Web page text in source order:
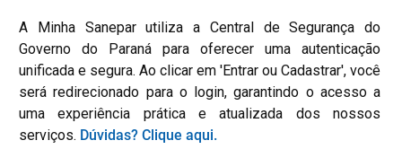
A Minha Sanepar utiliza a Central de Segurança do
Governo do Paraná para oferecer uma autenticação
unificada e segura. Ao clicar em 'Entrar ou Cadastrar', você
será redirecionado para o login, garantindo o acesso a
uma experiência prática e atualizada dos nossos
serviços. Dúvidas? Clique aqui.